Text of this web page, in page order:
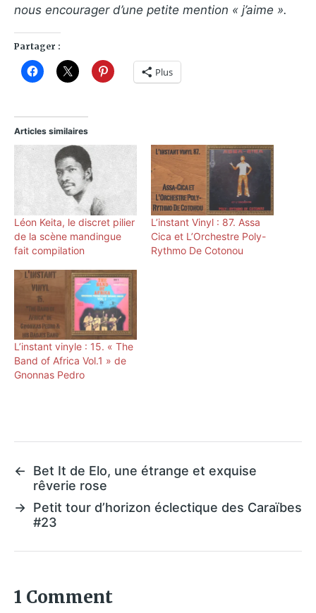
nous encourager d’une petite mention « j’aime ».
Partager :
Plus
Articles similaires
Léon Keita, le discret pilier
de la scène mandingue
fait compilation
L’instant Vinyl : 87. Assa
Cica et L’Orchestre Poly-
Rythmo De Cotonou
L’instant vinyle : 15. « The
Band of Africa Vol.1 » de
Gnonnas Pedro
←
Bet It de Elo, une étrange et exquise
rêverie rose
→ Petit tour d’horizon éclectique des Caraïbes
#23
1 Comment